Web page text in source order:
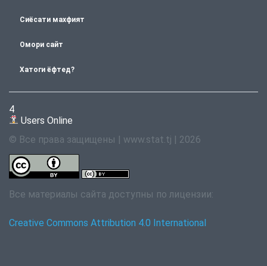
Сиёсати махфият
Омори сайт
Хатоги ёфтед?
4
Users Online
© Все права защищены | www.stat.tj | 2026
Все материалы сайта доступны по лицензии:
Creative Commons Attribution 4.0 International